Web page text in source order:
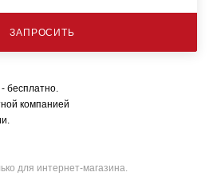
ЗАПРОСИТЬ
бесплатно.
компанией
для интернет-магазина.